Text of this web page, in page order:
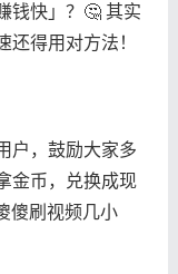
钱快」？🤔 其实
还得用对方法！
户，鼓励大家多
金币，兑换成现
傻刷视频几小